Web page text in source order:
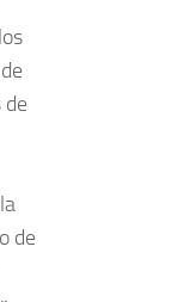
de
de